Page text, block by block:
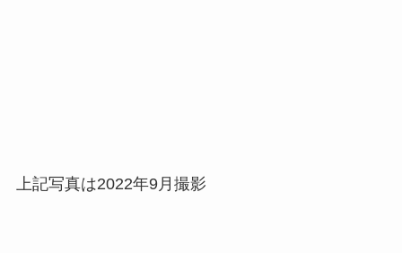
上記写真は2022年9月撮影